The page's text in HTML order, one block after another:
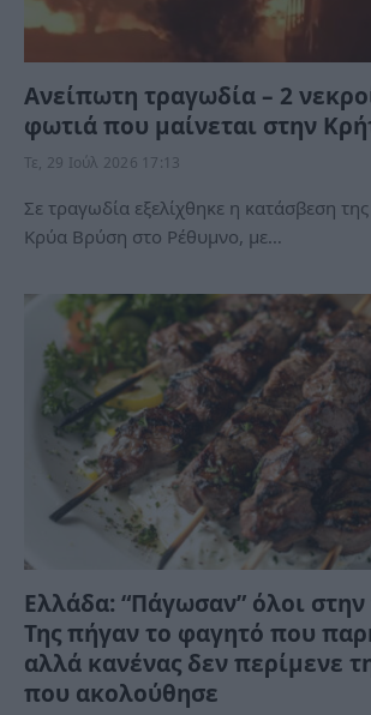
Ανείπωτη τραγωδία – 2
φωτιά που μαίνεται στην
Τε, 29 Ιούλ 2026 17:13
Σε τραγωδία εξελίχθηκε η κατάσβεση
Κρύα Βρύση στο Ρέθυμνο, με…
Ελλάδα: “Πάγωσαν” όλοι
Της πήγαν το φαγητό που
αλλά κανένας δεν περίμενε
που ακολούθησε